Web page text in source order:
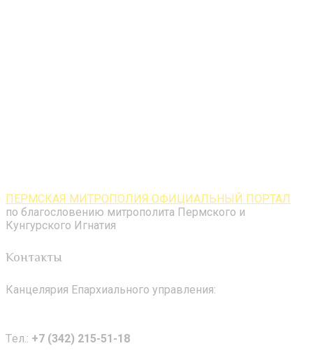
ПЕРМСКАЯ МИТРОПОЛИЯ ОФИЦИАЛЬНЫЙ ПОРТАЛ
по благословению митрополита Пермского и
Кунгурского Игнатия
Контакты
Канцелярия Епархиального управления:
Tел.: +7 (342) 215-51-18